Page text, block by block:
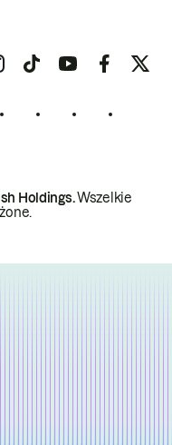
Holdings.Wszelkie